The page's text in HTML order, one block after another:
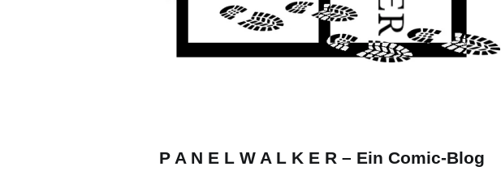
P A N E L W A L K E R – Ein Comic-Blog